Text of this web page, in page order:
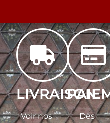
LIVRAISON
Voir nos
Dès